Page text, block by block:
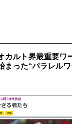
カルト界最重要ワ
まった“パラレル